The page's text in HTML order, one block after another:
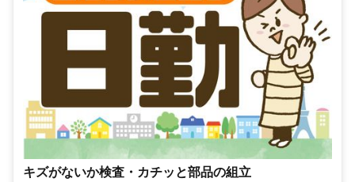
キズがないか検査・カチッと部品の組立